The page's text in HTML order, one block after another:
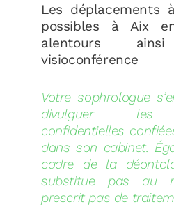
Les déplacements
possibles à Aix
alentours
visioconférence
Votre sophrologue
divulguer les
confidentielles
dans son cabinet.
cadre de la
substitue pas au
prescritpas de